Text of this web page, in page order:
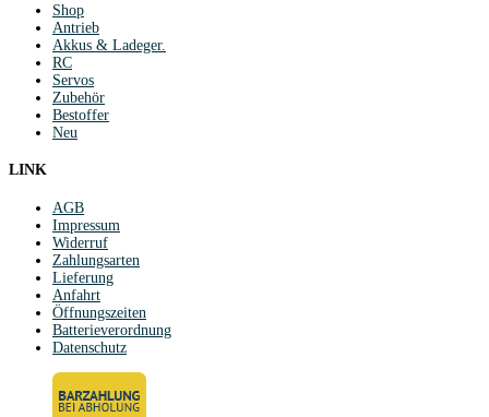
Shop
Antrieb
Akkus & Ladeger.
RC
Servos
Zubehör
Bestoffer
Neu
LINK
AGB
Impressum
Widerruf
Zahlungsarten
Lieferung
Anfahrt
Öffnungszeiten
Batterieverordnung
Datenschutz